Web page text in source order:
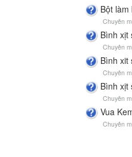
Bột
Chuyên
Bình xịt
Chuyên
Bình xit
Chuyên
Bình xịt
Chuyên
Vua
Chuyên